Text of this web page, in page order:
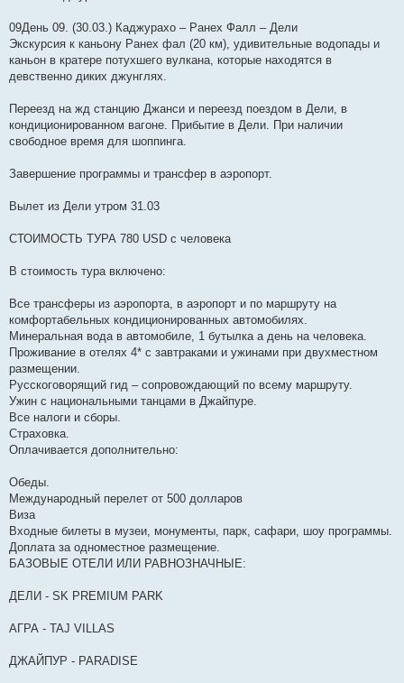
09День 09. (30.03.) Каджурахо – Ранех Фалл – Дели
Экскурсия к каньону Ранех фал (20 км), удивительные водопады и
каньон в кратере потухшего вулкана, которые находятся в
девственно диких джунглях.
Переезд на жд станцию Джанси и переезд поездом в Дели, в
кондиционированном вагоне. Прибытие в Дели. При наличии
свободное время для шоппинга.
Завершение программы и трансфер в аэропорт.
Вылет из Дели утром 31.03
СТОИМОСТЬ ТУРА 780 USD с человека
В стоимость тура включено:
Все трансферы из аэропорта, в аэропорт и по маршруту на
комфортабельных кондиционированных автомобилях.
Минеральная вода в автомобиле, 1 бутылка а день на человека.
Проживание в отелях 4* с завтраками и ужинами при двухместном
размещении.
Русскоговорящий гид – сопровождающий по всему маршруту.
Ужин с национальными танцами в Джайпуре.
Все налоги и сборы.
Страховка.
Оплачивается дополнительно:
Обеды.
Международный перелет от 500 долларов
Виза
Входные билеты в музеи, монументы, парк, сафари, шоу программы.
Доплата за одноместное размещение.
БАЗОВЫЕ ОТЕЛИ ИЛИ РАВНОЗНАЧНЫЕ:
ДЕЛИ - SK PREMIUM PARK
АГРА - TAJ VILLAS
ДЖАЙПУР - PARADISE